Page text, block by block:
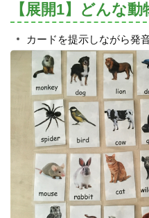
【展開1】どんな
カードを提示しながら発